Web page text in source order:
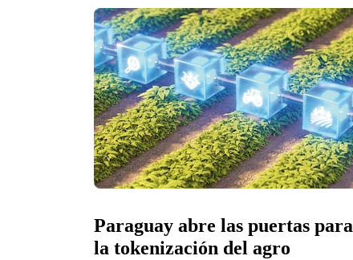
Paraguay abre las puertas para
la tokenización del agro